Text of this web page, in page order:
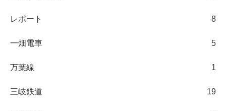
レポート 8
一畑電車 5
万葉線 1
三岐鉄道 19